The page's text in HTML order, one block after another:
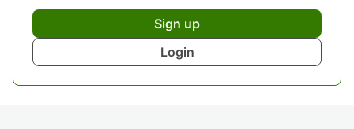
Sign up
Login